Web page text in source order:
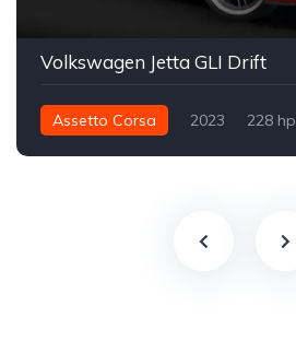
Volkswagen Jetta GLI Drift
Assetto Corsa 2023 228 hp